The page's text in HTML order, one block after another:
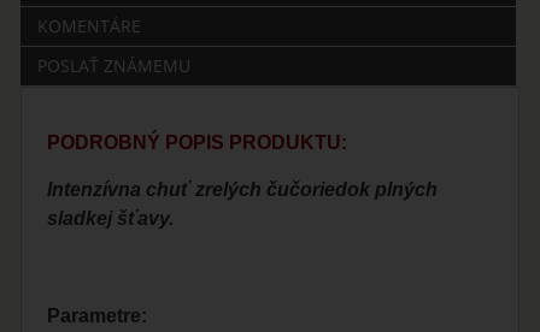
KOMENTÁRE
POSLAŤ ZNÁMEMU
PODROBNÝ POPIS PRODUKTU:
Intenzívna chuť zrelých čučoriedok plných
sladkej šťavy.
Parametre: